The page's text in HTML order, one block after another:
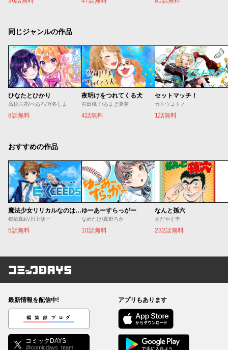
同じジャンルの作品
ひなたとひかり
高杉六花/べあろ/万冬しま
8話無料
夜明けをつれてくる犬
吉田桃子/あまぎ夏芽
4話無料
セットマッチ！
カトウコトノ
1話無料
おすすめの作品
魔法少女リリカルなのは EXCEEDS
都築真紀/川上修一
5話無料
ゆーあーすらっがー
なめたけ/真野ろか
10話無料
なんと孫六
さだやす圭
232話無料
コミックDAYS
最新情報を配信中!
編集部ブログ
コミックDAYS
@comicdays_team
アプリもあります